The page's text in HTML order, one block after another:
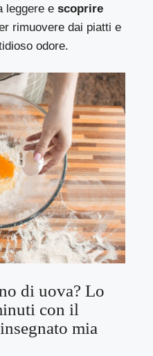
leggere escoprire
rimuovere dai piatti e
odore.
di uova? Lo
con il
mia